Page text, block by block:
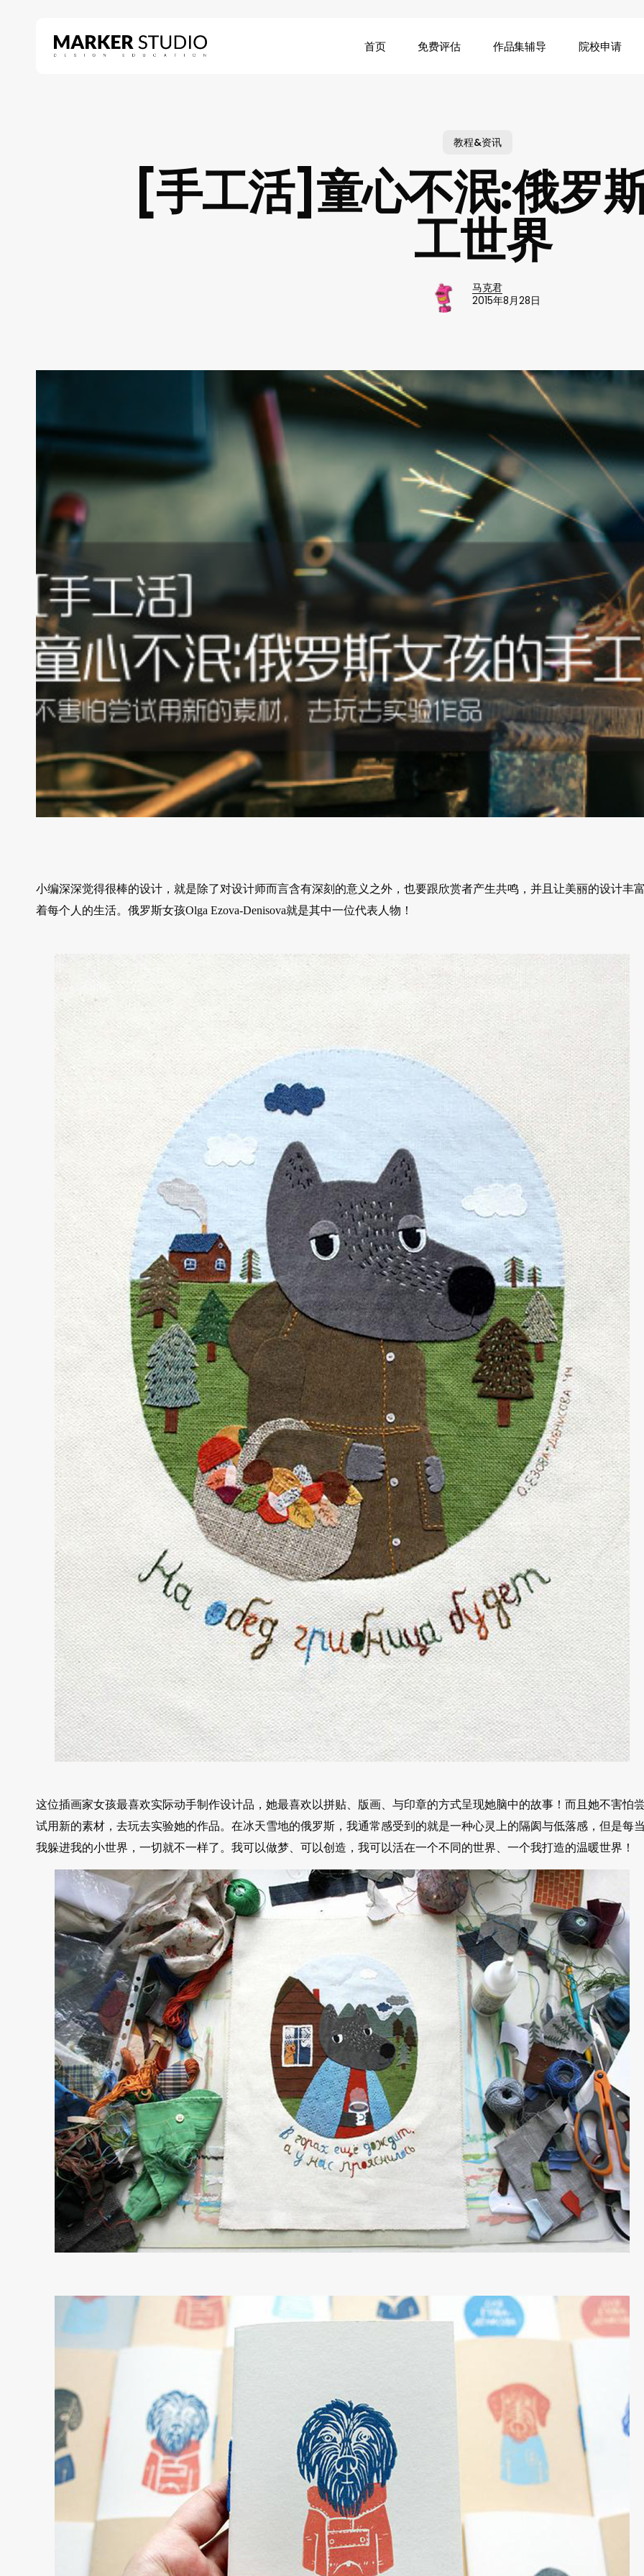
首页 免费评估 作品集辅导 院校申请
教程&资讯
[手工活]童心不泯:俄罗
工世界
马克君
2015年8月28日
小编深深觉得很棒的设计，就是除了对设计师而言含有深刻的意义之外，也要跟欣赏者产生共鸣，并且让美丽的设计丰
着每个人的生活。俄罗斯女孩Olga Ezova-Denisova就是其中一位代表人物！
这位插画家女孩最喜欢实际动手制作设计品，她最喜欢以拼贴、版画、与印章的方式呈现她脑中的故事！而且她不害怕
试用新的素材，去玩去实验她的作品。在冰天雪地的俄罗斯，我通常感受到的就是一种心灵上的隔阂与低落感，但是每
我躲进我的小世界，一切就不一样了。我可以做梦、可以创造，我可以活在一个不同的世界、一个我打造的温暖世界！